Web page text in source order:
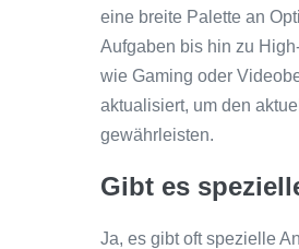
eine breite Palette an
Aufgaben bis hin zu
wie Gaming oder
aktualisiert, um den
gewährleisten.
Gibt es
Ja, es gibt oft spezielle